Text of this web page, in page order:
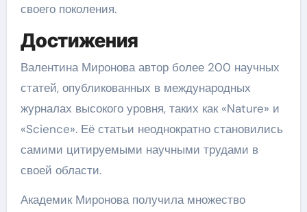
своего поколения.
Достижения
Валентина Миронова автор более 200 научных
статей, опубликованных в международных
журналах высокого уровня, таких как «Nature» и
«Science». Её статьи неоднократно становились
самими цитируемыми научными трудами в
своей области.
Академик Миронова получила множество